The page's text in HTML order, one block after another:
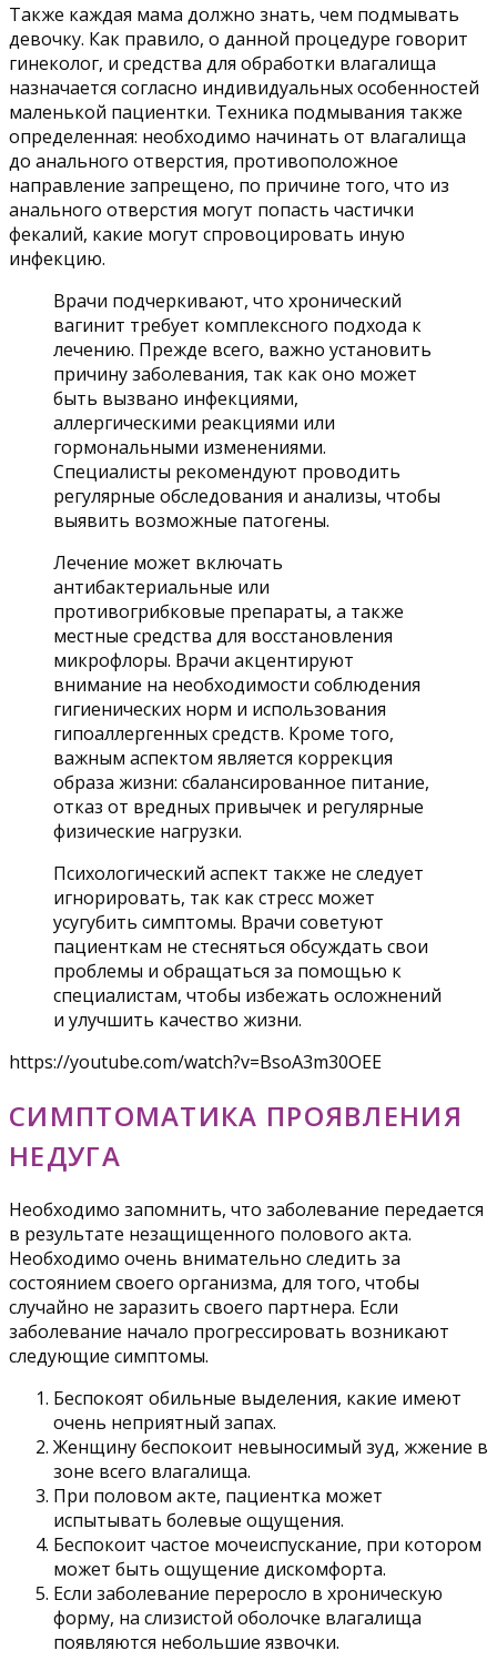
Также каждая мама должно знать, чем подмывать
девочку. Как правило, о данной процедуре говорит
гинеколог, и средства для обработки влагалища
назначается согласно индивидуальных особенностей
маленькой пациентки. Техника подмывания также
определенная: необходимо начинать от влагалища
до анального отверстия, противоположное
направление запрещено, по причине того, что из
анального отверстия могут попасть частички
фекалий, какие могут спровоцировать иную
инфекцию.
Врачи подчеркивают, что хронический
вагинит требует комплексного подхода к
лечению. Прежде всего, важно установить
причину заболевания, так как оно может
быть вызвано инфекциями,
аллергическими реакциями или
гормональными изменениями.
Специалисты рекомендуют проводить
регулярные обследования и анализы, чтобы
выявить возможные патогены.
Лечение может включать
антибактериальные или
противогрибковые препараты, а также
местные средства для восстановления
микрофлоры. Врачи акцентируют
внимание на необходимости соблюдения
гигиенических норм и использования
гипоаллергенных средств. Кроме того,
важным аспектом является коррекция
образа жизни: сбалансированное питание,
отказ от вредных привычек и регулярные
физические нагрузки.
Психологический аспект также не следует
игнорировать, так как стресс может
усугубить симптомы. Врачи советуют
пациенткам не стесняться обсуждать свои
проблемы и обращаться за помощью к
специалистам, чтобы избежать осложнений
и улучшить качество жизни.
https://youtube.com/watch?v=BsoA3m30OEE
СИМПТОМАТИКА ПРОЯВЛЕНИЯ
НЕДУГА
Необходимо запомнить, что заболевание передается
в результате незащищенного полового акта.
Необходимо очень внимательно следить за
состоянием своего организма, для того, чтобы
случайно не заразить своего партнера. Если
заболевание начало прогрессировать возникают
следующие симптомы.
Беспокоят обильные выделения, какие имеют
очень неприятный запах.
Женщину беспокоит невыносимый зуд, жжение в
зоне всего влагалища.
При половом акте, пациентка может
испытывать болевые ощущения.
Беспокоит частое мочеиспускание, при котором
может быть ощущение дискомфорта.
Если заболевание переросло в хроническую
форму, на слизистой оболочке влагалища
появляются небольшие язвочки.